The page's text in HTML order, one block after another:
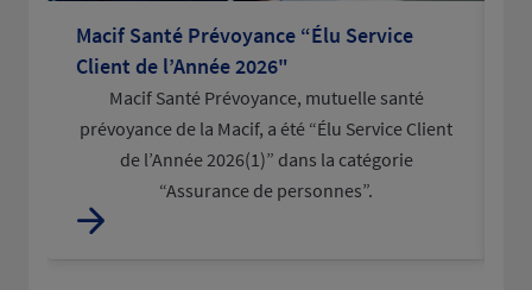
Macif Santé Prévoyance “Élu Service
Client de l’Année 2026"
Macif Santé Prévoyance, mutuelle santé
prévoyance de la Macif, a été “Élu Service Client
de l’Année 2026(1)” dans la catégorie
“Assurance de personnes”.